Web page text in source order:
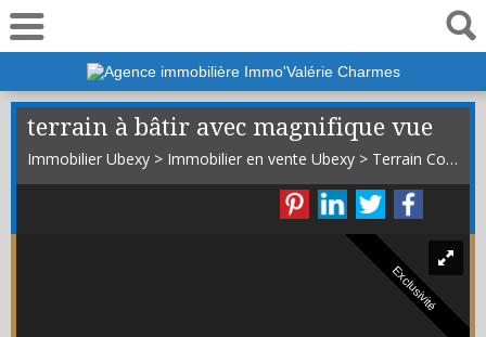
terrain à bâtir avec magnifique vue
Immobilier Ubexy > Immobilier en vente Ubexy > Terrain Constructible en vente Ubexy
Exclusivité